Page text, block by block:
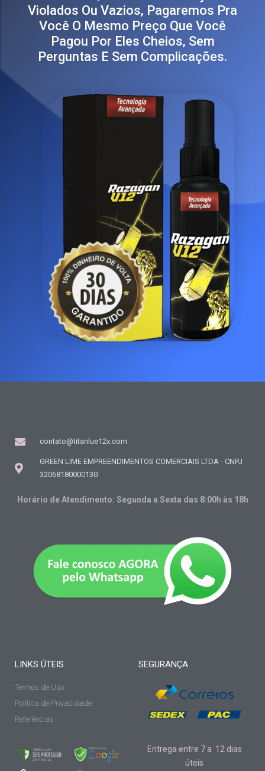
Violados Ou Vazios, Pagaremos Pra
Você O Mesmo Preço Que Você
Pagou Por Eles Cheios, Sem
Perguntas E Sem Complicações.
contato@titanlue12x.com
GREEN LIME EMPREENDIMENTOS COMERCIAIS LTDA - CNPJ
32068180000130
Horário de Atendimento: Segunda a Sexta das 8:00h às 18h
LINKS ÚTEIS
Termos de Uso
Política de Privacidade
Referências
SEGURANÇA
Entrega entre 7 a 12 dias
úteis